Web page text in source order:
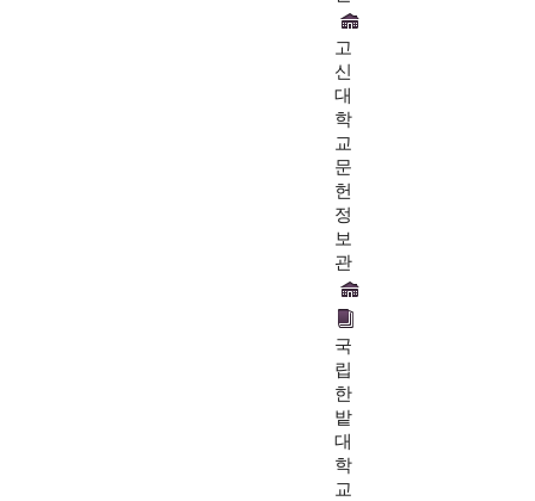
고
신
대
학
교
문
헌
정
보
관
국
립
한
밭
대
학
교